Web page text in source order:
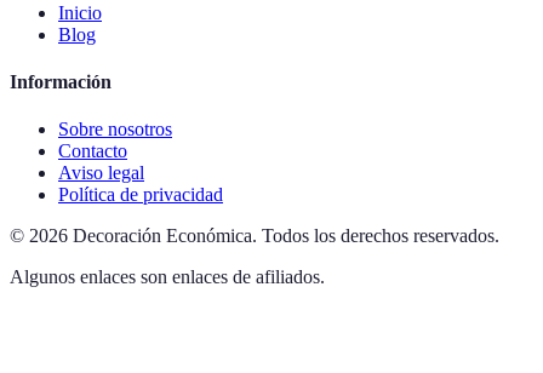
Inicio
Blog
Información
Sobre nosotros
Contacto
Aviso legal
Política de privacidad
© 2026 Decoración Económica. Todos los derechos reservados.
Algunos enlaces son enlaces de afiliados.